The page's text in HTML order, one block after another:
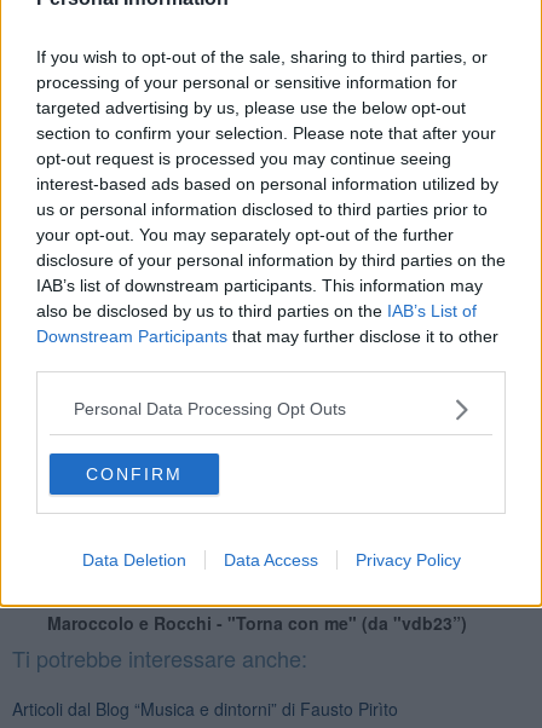
If you wish to opt-out of the sale, sharing to third parties, or
processing of your personal or sensitive information for
targeted advertising by us, please use the below opt-out
section to confirm your selection. Please note that after your
opt-out request is processed you may continue seeing
interest-based ads based on personal information utilized by
us or personal information disclosed to third parties prior to
your opt-out. You may separately opt-out of the further
disclosure of your personal information by third parties on the
IAB’s list of downstream participants. This information may
also be disclosed by us to third parties on the IAB’s List of
Downstream Participants that may further disclose it to other
Personal Data Processing Opt Outs
CONFIRM
Data Deletion Data Access Privacy Policy
maroccolo, battiato, rocchi - vdb23:rinascere.mov
Maroccolo e Rocchi - "Torna con me" (da "vdb23”)
Ti potrebbe interessare anche:
Articoli dal Blog “Musica e dintorni” di Fausto Pirìto